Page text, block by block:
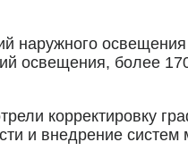
освещения
освещения, более
корректировку
и внедрение систем